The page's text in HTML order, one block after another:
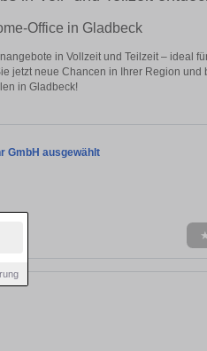
Office in Gladbeck
in Vollzeit und Teilzeit – ideal
jetzt neue Chancen in Ihrer Region
in Gladbeck!
GmbH ausgewählt